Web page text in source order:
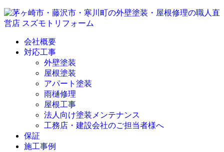
会社概要
対応工事
外壁塗装
屋根塗装
アパート塗装
雨樋修理
屋根工事
法人向け塗装メンテナンス
工務店・建設会社のご担当者様へ
保証
施工事例